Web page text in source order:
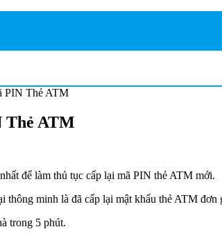
PIN Thẻ ATM
Thẻ ATM
để làm thủ tục cấp lại mã PIN thẻ ATM mới.
minh là đã cấp lại mật khẩu thẻ ATM đơn
trong 5 phút.